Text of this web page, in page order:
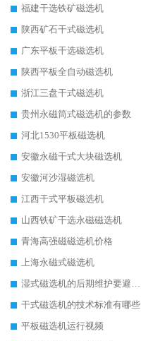
福建干选铁矿磁选机
陕西矿石干式磁选机
广东平板干选磁选机
陕西平板全自动磁选机
浙江三盘干式磁选机
贵州永磁筒式磁选机的参数
河北1530平板磁选机
安徽永磁干式大块磁选机
安徽河沙湿磁选机
江西干式平板磁选机
山西铁矿干选永磁磁选机
青海高强磁磁选机价格
上海永磁式磁选机
湿式磁选机的后期维护要避开哪些坑
干式磁选机的技术标准有哪些
平板磁选机运行视频